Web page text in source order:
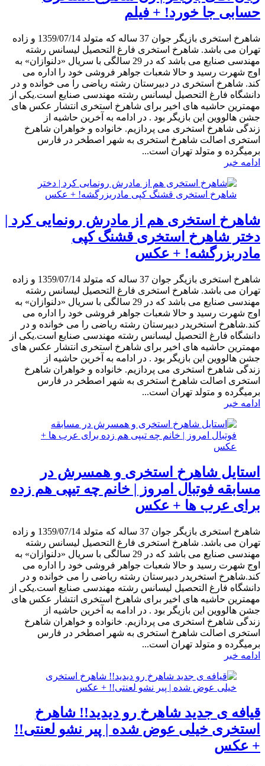
حسابی جا خورد! + فیلم
شاهرخ استخری بازیگر جوان 37 ساله که متولد 1359/07/14 و زاده
تهران می باشد. شاهرخ استخری فارغ التحصیل لیسانس رشته
مهندسی صنایع می باشد که در 29 سالگی با سریال «دلنوازان» به
اوج شهرت رسید و حالا شعبات جواهر فروشی خود را اداره می
کند. شاهرخ استخری در دبیرستان رشته ریاضی را می خوانده و در
دانشگاه فارغ التحصیل لیسانس رشته مهندسی صنایع است.یکی از
مهمترین حاشیه های اخیر برای شاهرخ استخری انتشار عکس های
جشن هالووین این بازیگر بود . در ادامه به آخرین حاشیه از
زندگی شاهرخ استخری می پردازیم. خانواده و خواهران شاهرخ
استخری اصالت شاهرخ استخری به شهر اصطخر در فارس
برمیگرده و متولد تهران است...
ادامه خبر
شاهرخ استخری هم از مادرش رونمایی کرد |
دختر شاهرخ استخری قشنگ کپی
مادربزرگشه! + عکس
شاهرخ استخری بازیگر جوان 37 ساله که متولد 1359/07/14 و زاده
تهران می باشد. شاهرخ استخری فارغ التحصیل لیسانس رشته
مهندسی صنایع می باشد که در 29 سالگی با سریال «دلنوازان» به
اوج شهرت رسید و حالا شعبات جواهر فروشی خود را اداره می
کند.شاهرخ استخریدر دبیرستان رشته ریاضی را می خوانده و در
دانشگاه فارغ التحصیل لیسانس رشته مهندسی صنایع است.یکی از
مهمترین حاشیه های اخیر برای شاهرخ استخری انتشار عکس های
جشن هالووین این بازیگر بود . در ادامه به آخرین حاشیه از
زندگی شاهرخ استخری می پردازیم. خانواده و خواهران شاهرخ
استخری اصالت شاهرخ استخری به شهر اصطخر در فارس
برمیگرده و متولد تهران است...
ادامه خبر
استایل شاهرخ استخری و همسرش در
مسابقه فوتبال امروز | خانم چه تیپی هم زده
برای عرب ها + عکس
شاهرخ استخری بازیگر جوان 37 ساله که متولد 1359/07/14 و زاده
تهران می باشد. شاهرخ استخری فارغ التحصیل لیسانس رشته
مهندسی صنایع می باشد که در 29 سالگی با سریال «دلنوازان» به
اوج شهرت رسید و حالا شعبات جواهر فروشی خود را اداره می
کند.شاهرخ استخریدر دبیرستان رشته ریاضی را می خوانده و در
دانشگاه فارغ التحصیل لیسانس رشته مهندسی صنایع است.یکی از
مهمترین حاشیه های اخیر برای شاهرخ استخری انتشار عکس های
جشن هالووین این بازیگر بود . در ادامه به آخرین حاشیه از
زندگی شاهرخ استخری می پردازیم. خانواده و خواهران شاهرخ
استخری اصالت شاهرخ استخری به شهر اصطخر در فارس
برمیگرده و متولد تهران است...
ادامه خبر
قیافه ی جدید شاهرخ رو دیدید!! شاهرخ
استخری خیلی عوض شده | پیر نشو لعنتی!!
+ عکس